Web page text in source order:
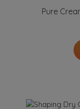
Pure